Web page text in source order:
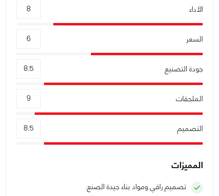
الأداء 8
السعر 6
جودة التصنيع 8.5
الملحقات 9
التصميم 8.5
المميزات
تصميم راقي ومواد بناء جيدة الصنع.